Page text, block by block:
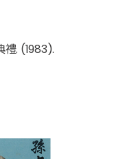
禮. (1983).